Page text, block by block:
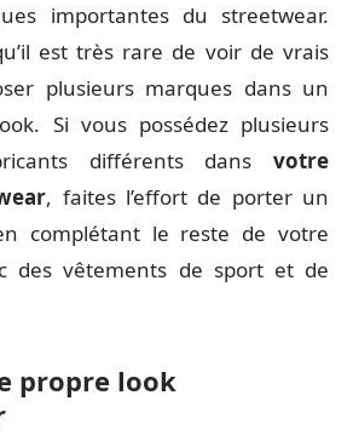
importantes du streetwear.
est très rare de voir de vrais
plusieurs marques dans un
Si vous possédez plusieurs
différents dans votre
, faites l’effort de porter un
complétant le reste de votre
des vêtements de sport et de
propre look